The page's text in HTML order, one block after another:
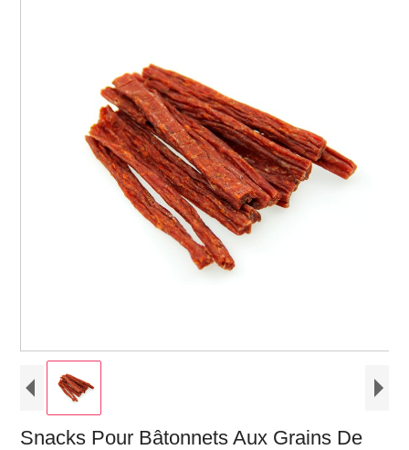
Snacks Pour Bâtonnets Aux Grains De